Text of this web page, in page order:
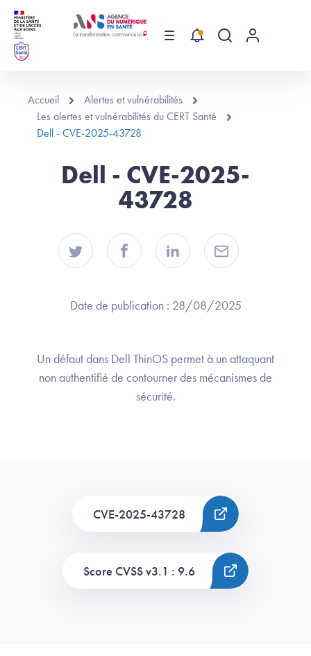
Aller au contenu principal
Menu Recherche
Menu
Accueil
Alertes et vulnérabilités
Les alertes et vulnérabilités du CERT Santé
Dell - CVE-2025-43728
Dell - CVE-2025-
43728
Date de publication : 28/08/2025
Un défaut dans Dell ThinOS permet à un attaquant
non authentifié de contourner des mécanismes de
sécurité.
CVE-2025-43728
Score CVSS v3.1 : 9.6